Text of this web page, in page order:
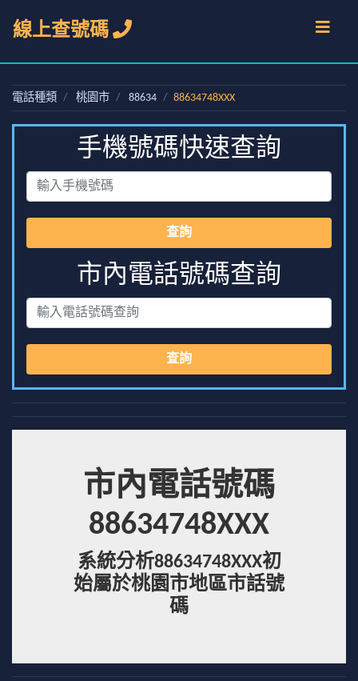
線上查號碼
電話種類 桃園市 88634 88634748XXX
手機號碼快速查詢
查詢
市內電話號碼查詢
查詢
市內電話號碼
88634748XXX
系統分析88634748XXX初
始屬於桃園市地區市話號
碼